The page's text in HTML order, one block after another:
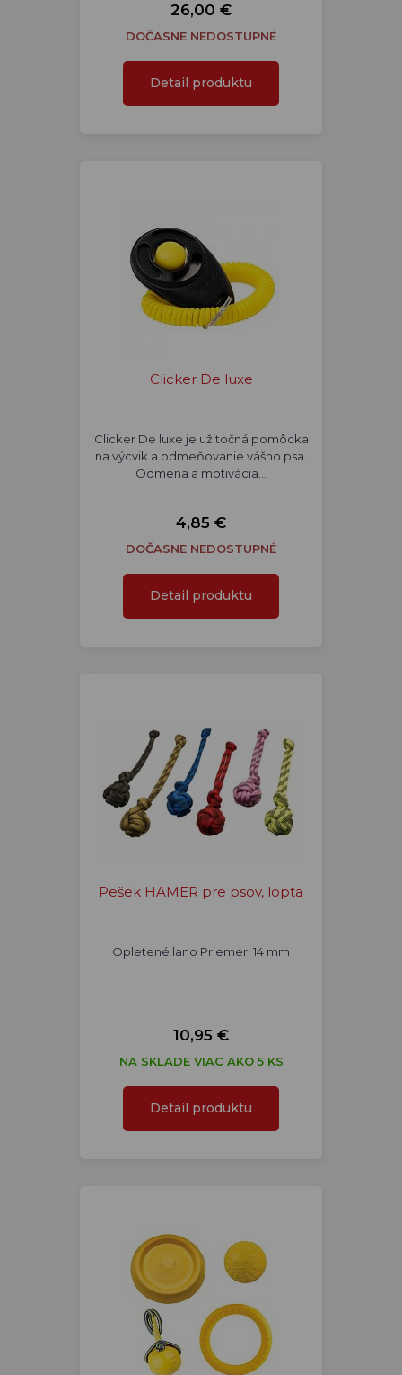
26,00 €
DOČASNE NEDOSTUPNÉ
Detail produktu
Clicker De luxe
Clicker De luxe je užitočná pomôcka
na výcvik a odmeňovanie vášho psa.
Odmena a motivácia…
4,85 €
DOČASNE NEDOSTUPNÉ
Detail produktu
Pešek HAMER pre psov, lopta
Opletené lano Priemer: 14 mm
10,95 €
NA SKLADE VIAC AKO 5 KS
Detail produktu